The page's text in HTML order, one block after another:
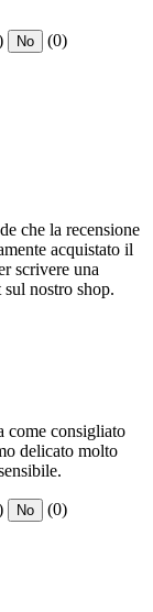
No (0)
che la recensione
acquistato il
scrivere una
nostro shop.
come consigliato
delicato molto
No (0)